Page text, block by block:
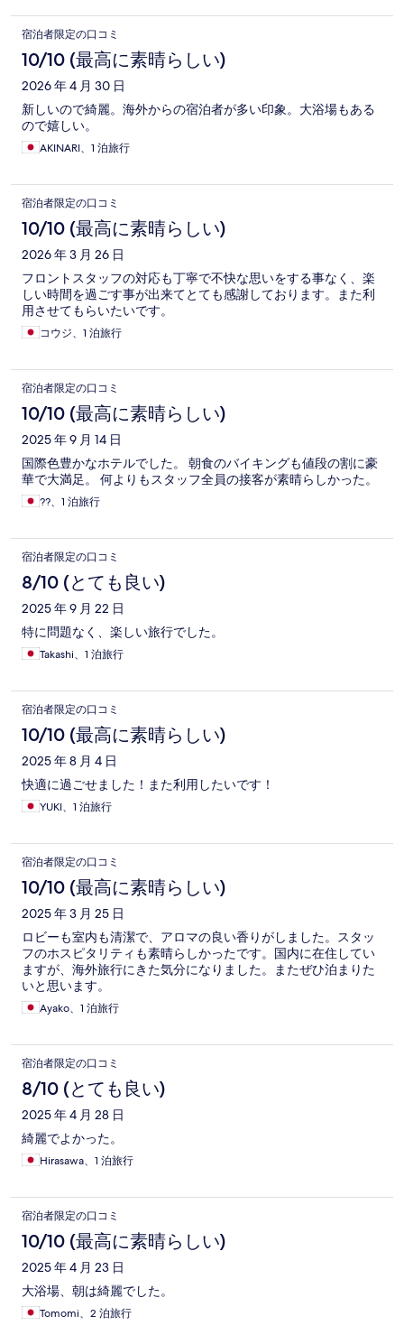
宿泊者限定の口コミ
10/10 (最高に素晴らしい)
2026 年 4 月 30 日
新しいので綺麗。海外からの宿泊者が多い印象。大浴場もある
ので嬉しい。
AKINARI、1 泊旅行
宿泊者限定の口コミ
10/10 (最高に素晴らしい)
2026 年 3 月 26 日
フロントスタッフの対応も丁寧で不快な思いをする事なく、楽
しい時間を過ごす事が出来てとても感謝しております。また利
用させてもらいたいです。
コウジ、1 泊旅行
宿泊者限定の口コミ
10/10 (最高に素晴らしい)
2025 年 9 月 14 日
国際色豊かなホテルでした。 朝食のバイキングも値段の割に豪
華で大満足。 何よりもスタッフ全員の接客が素晴らしかった。
??、1 泊旅行
宿泊者限定の口コミ
8/10 (とても良い)
2025 年 9 月 22 日
特に問題なく、楽しい旅行でした。
Takashi、1 泊旅行
宿泊者限定の口コミ
10/10 (最高に素晴らしい)
2025 年 8 月 4 日
快適に過ごせました！また利用したいです！
YUKI、1 泊旅行
宿泊者限定の口コミ
10/10 (最高に素晴らしい)
2025 年 3 月 25 日
ロビーも室内も清潔で、アロマの良い香りがしました。スタッ
フのホスピタリティも素晴らしかったです。国内に在住してい
ますが、海外旅行にきた気分になりました。またぜひ泊まりた
いと思います。
Ayako、1 泊旅行
宿泊者限定の口コミ
8/10 (とても良い)
2025 年 4 月 28 日
綺麗でよかった。
Hirasawa、1 泊旅行
宿泊者限定の口コミ
10/10 (最高に素晴らしい)
2025 年 4 月 23 日
大浴場、朝は綺麗でした。
Tomomi、2 泊旅行